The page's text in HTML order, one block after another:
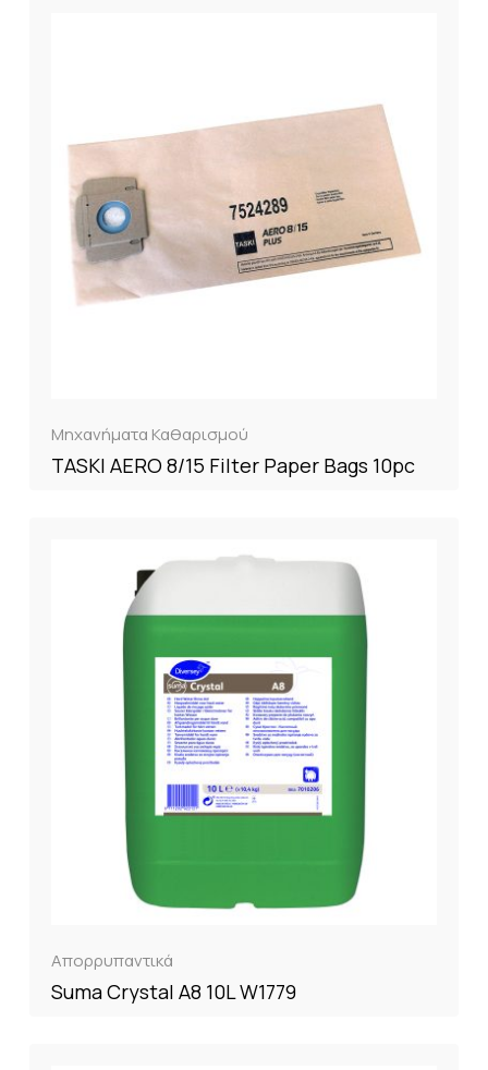
Μηχανήματα Καθαρισμού
TASKI AERO 8/15 Filter Paper Bags 10pc
Απορρυπαντικά
Suma Crystal A8 10L W1779